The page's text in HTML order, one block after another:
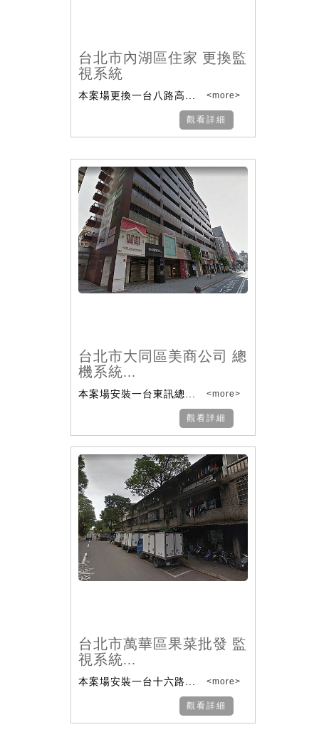
台北市內湖區住家 更換監
視系統
本案場更換一台八路高... <more>
觀看詳細
台北市大同區美商公司 總
機系統...
本案場安裝一台東訊總... <more>
觀看詳細
台北市萬華區果菜批發 監
視系統...
本案場安裝一台十六路... <more>
觀看詳細